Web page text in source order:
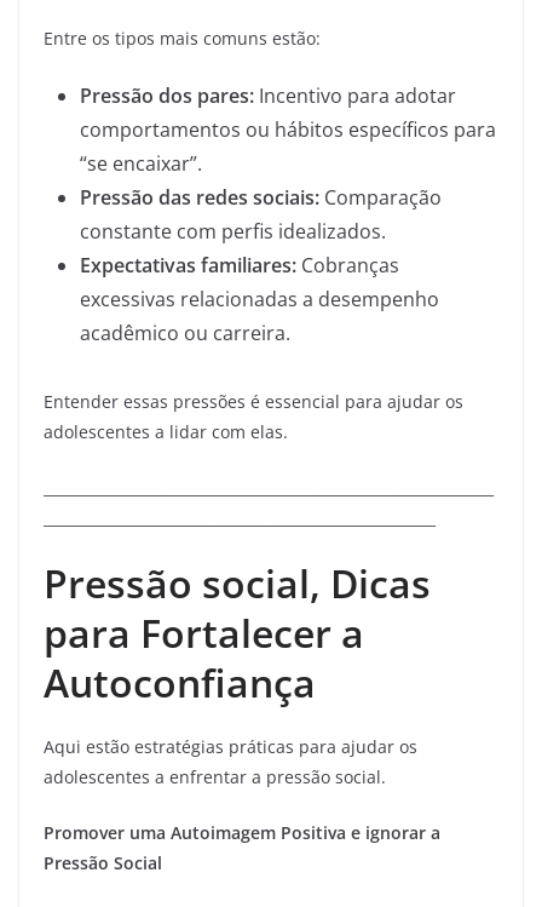
Entre os tipos mais comuns estão:
Pressão dos pares: Incentivo para adotar
comportamentos ou hábitos específicos para
“se encaixar”.
Pressão das redes sociais: Comparação
constante com perfis idealizados.
Expectativas familiares: Cobranças
excessivas relacionadas a desempenho
acadêmico ou carreira.
Entender essas pressões é essencial para ajudar os
adolescentes a lidar com elas.
Pressão social, Dicas
para Fortalecer a
Autoconfiança
Aqui estão estratégias práticas para ajudar os
adolescentes a enfrentar a pressão social.
Promover uma Autoimagem Positiva e ignorar a
Pressão Social